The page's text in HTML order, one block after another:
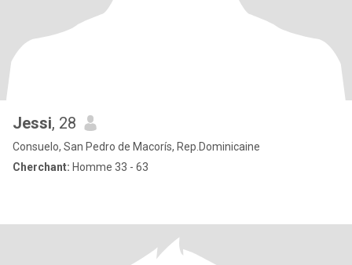
Jessi, 28
Consuelo, San Pedro de Macorís, Rep.Dominicaine
Cherchant: Homme 33 - 63